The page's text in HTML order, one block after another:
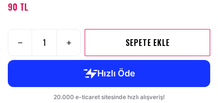
90 TL
SEPETE EKLE